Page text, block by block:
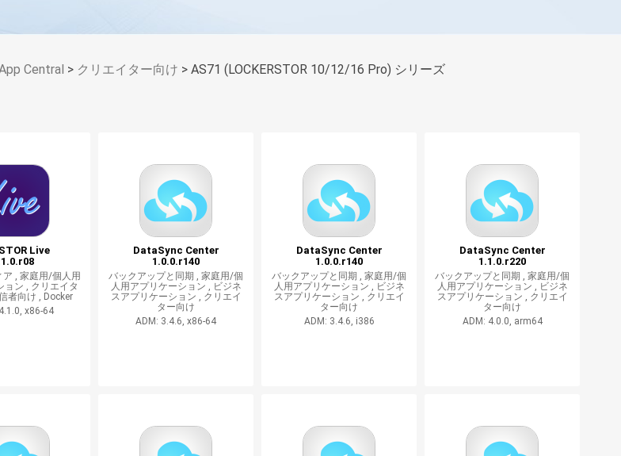
Central > クリエイター向け > AS71 (LOCKERSTOR 10/12/16 Pro) シリーズ
Live
ア , 家庭用/個人用
ョン , クリエイタ
者向け , Docker
x86-64
DataSync Center
1.0.0.r140
バックアップと同期 ,家庭用/個
人用アプリケーション , ビジネ
スアプリケーション , クリエイ
ター向け
ADM: 3.4.6, x86-64
DataSync Center
1.0.0.r140
バックアップと同期 ,家庭用/個
人用アプリケーション , ビジネ
スアプリケーション , クリエイ
ター向け
ADM: 3.4.6, i386
DataSync Center
1.1.0.r220
バックアップと同期 ,家庭用/個
人用アプリケーション , ビジネ
スアプリケーション , クリエイ
ター向け
ADM: 4.0.0, arm64